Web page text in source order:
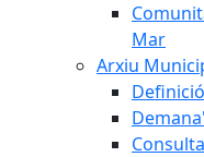
Mar
Arxiu